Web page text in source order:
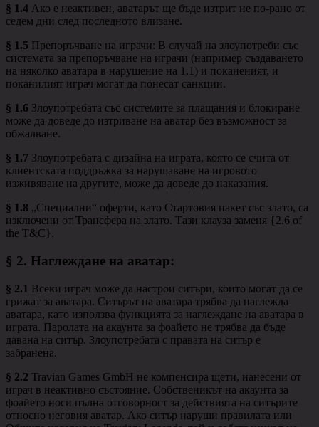
§ 1.4 Ако е неактивен, аватарът ще бъде изтрит не по-рано от
седем дни след последното влизане.
§ 1.5 Препоръчване на играчи: В случай на злоупотреби със
системата за препоръчване на играчи (например създаването
на няколко аватара в нарушение на 1.1) и поканеният, и
поканилият играч могат да понесат санкции.
§ 1.6 Злоупотребата със системите за плащания и блокиране
може да доведе до изтриване на аватар без възможност за
обжалване.
§ 1.7 Злоупотребата с дизайна на играта, която се счита от
клиентската поддръжка за нарушаване на игровото
изживяване на другите, може да доведе до наказания.
§ 1.8 „Специални“ оферти, като Стартовия пакет със злато, са
изключени от Трансфера на злато. Тази клауза заменя {2.6 of
the T&C}.
§ 2. Наглеждане на аватар:
§ 2.1 Всеки играч може да настрои ситъри, които могат да се
грижат за аватара. Ситърът на аватара трябва да наглежда
аватара, като използва функцията за наглеждане на аватара в
играта. Паролата на акаунта за фоайето не трябва да бъде
давана на ситър. Злоупотребата с правата на ситър е
забранена.
§ 2.2 Travian Games GmbH не компенсира щети, нанесени от
играч в неактивно състояние. Собственикът на акаунта за
фоайето носи пълна отговорност за действията на ситърите
относно неговия аватар. Ако ситър наруши правилата или